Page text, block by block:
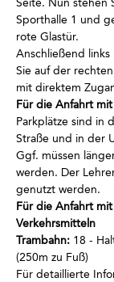
Seite. Nun stehen
Sporthalle 1 und
rote Glastür.
Anschließend
Sie auf der
mit direktem
Für die Anfahrt
Parkplätze sind in
Straße und in der
Ggf. müssen
werden. Der
genutzt werden.
Für die Anfahrt
Verkehrsmitteln
Trambahn: 18 -
(250m zu Fuß)
Für detaillierte